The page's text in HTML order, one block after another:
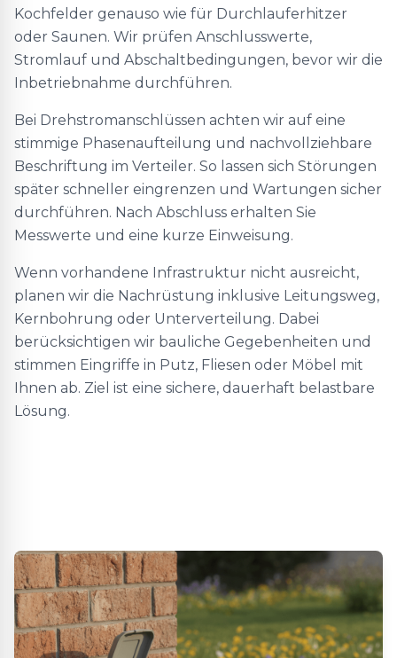
Kochfelder genauso wie für Durchlauferhitzer
oder Saunen. Wir prüfen Anschlusswerte,
Stromlauf und Abschaltbedingungen, bevor wir die
Inbetriebnahme durchführen.
Bei Drehstromanschlüssen achten wir auf eine
stimmige Phasenaufteilung und nachvollziehbare
Beschriftung im Verteiler. So lassen sich Störungen
später schneller eingrenzen und Wartungen sicher
durchführen. Nach Abschluss erhalten Sie
Messwerte und eine kurze Einweisung.
Wenn vorhandene Infrastruktur nicht ausreicht,
planen wir die Nachrüstung inklusive Leitungsweg,
Kernbohrung oder Unterverteilung. Dabei
berücksichtigen wir bauliche Gegebenheiten und
stimmen Eingriffe in Putz, Fliesen oder Möbel mit
Ihnen ab. Ziel ist eine sichere, dauerhaft belastbare
Lösung.